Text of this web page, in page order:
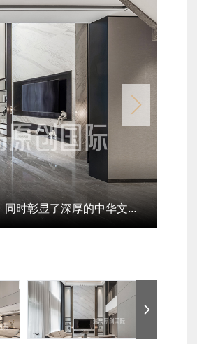
本案巧妙地融合了轻奢与中式元素，展现了现代精致生活的奢华感，同时彰显了深厚的中华文化底蕴。门厅设有精致屏风，既增添了空间的层次感，又凸显了典雅而不失奢华的氛围。